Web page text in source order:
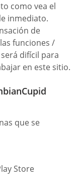
como vea el
inmediato.
de
funciones /
difícil para
en este sitio.
que se
Store